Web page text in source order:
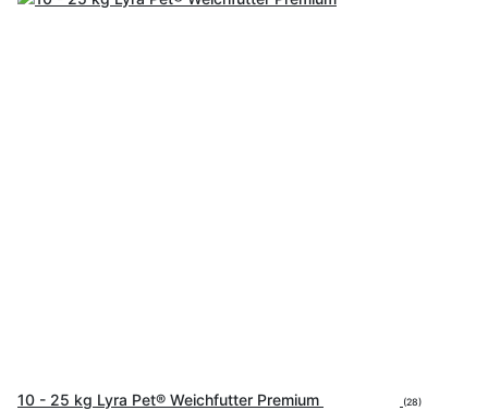
10 - 25 kg Lyra Pet® Weichfutter Premium (28)